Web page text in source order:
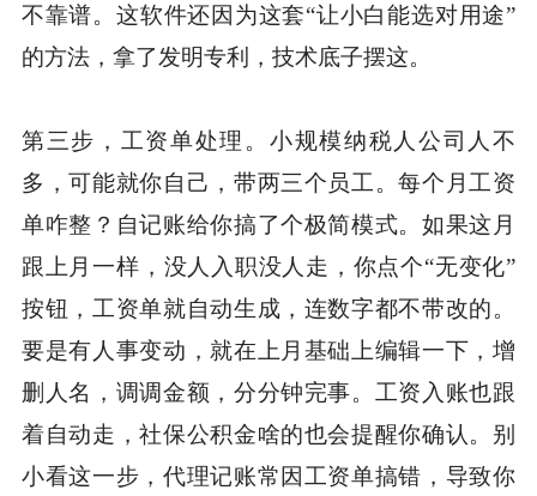
不靠谱。这软件还因为这套“让小白能选对用途”
的方法，拿了发明专利，技术底子摆这。
第三步，工资单处理。小规模纳税人公司人不
多，可能就你自己，带两三个员工。每个月工资
单咋整？自记账给你搞了个极简模式。如果这月
跟上月一样，没人入职没人走，你点个“无变化”
按钮，工资单就自动生成，连数字都不带改的。
要是有人事变动，就在上月基础上编辑一下，增
删人名，调调金额，分分钟完事。工资入账也跟
着自动走，社保公积金啥的也会提醒你确认。别
小看这一步，代理记账常因工资单搞错，导致你